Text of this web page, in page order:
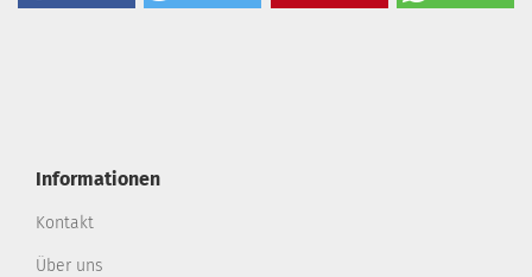
Informationen
Kontakt
Über uns